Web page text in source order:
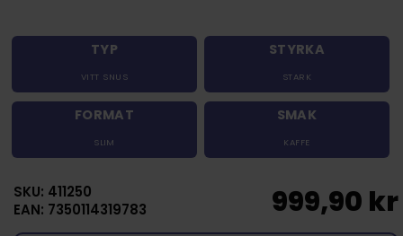
TYP
VITT SNUS
STYRKA
STARK
FORMAT
SLIM
SMAK
KAFFE
SKU: 411250
EAN: 7350114319783
999,90 kr